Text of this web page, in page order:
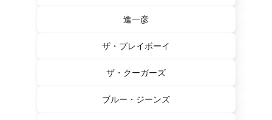
進一彦
ザ・プレイボーイ
ザ・クーガーズ
ブルー・ジーンズ